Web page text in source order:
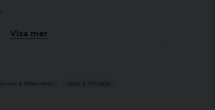
9000SC, 9000SC-NV och CompC3
7000, 9000, CompC3 och CompC
Visa mer
& Reservdelar Optik & Montage